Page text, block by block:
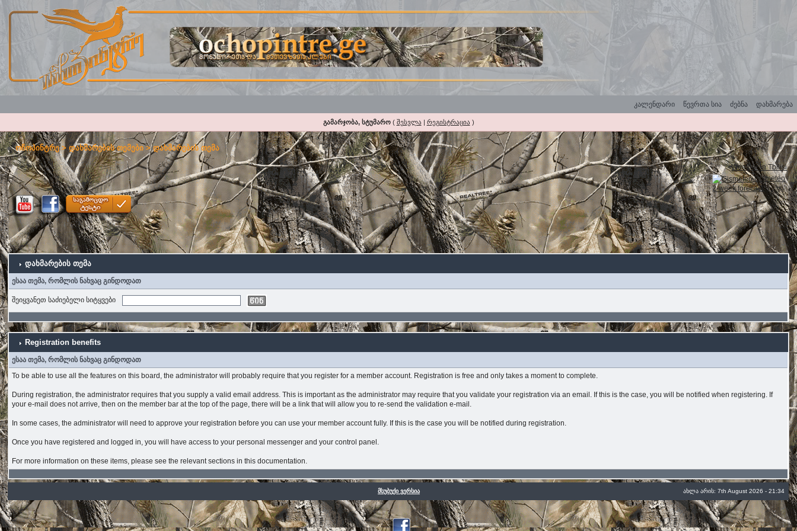
დახმარება
ძებნა
წევრთა სია
კალენდარი
გამარჯობა, სტუმარო( შესვლა | რეგისტრაცია )
ოჩოპინტრე>დახმარების თემები> დახმარების თემა
Weather in Tbilisi
Gismeteo
2-week forecast
დახმარების თემა
ესაა თემა, რომლის ნახვაც გინდოდათ
შეიყვანეთ საძიებელი სიტყვები
Registration benefits
ესაა თემა, რომლის ნახვაც გინდოდათ
To be able to use all the features on this board, the administrator will probably require that you register for a member account. Registration is free and only takes a moment to complete.
During registration, the administrator requires that you supply a valid email address. This is important as the administrator may require that you validate your registration via an email. If this is the case, you will be notified when registering. If
your e-mail does not arrive, then on the member bar at the top of the page, there will be a link that will allow you to re-send the validation e-mail.
In some cases, the administrator will need to approve your registration before you can use your member account fully. If this is the case you will be notified during registration.
Once you have registered and logged in, you will have access to your personal messenger and your control panel.
For more information on these items, please see the relevant sections in this documentation.
მსუბუქი ვერსია ახლა არის: 7th August 2026 - 21:34